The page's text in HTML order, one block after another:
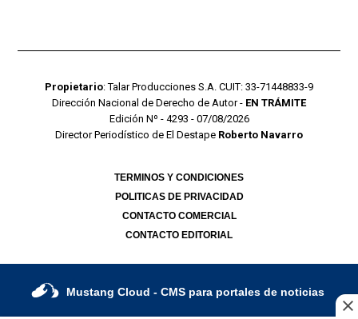
Propietario: Talar Producciones S.A. CUIT: 33-71448833-9
Dirección Nacional de Derecho de Autor - EN TRÁMITE
Edición Nº - 4293 - 07/08/2026
Director Periodístico de El Destape Roberto Navarro
TERMINOS Y CONDICIONES
POLITICAS DE PRIVACIDAD
CONTACTO COMERCIAL
CONTACTO EDITORIAL
Mustang Cloud - CMS para portales de noticias